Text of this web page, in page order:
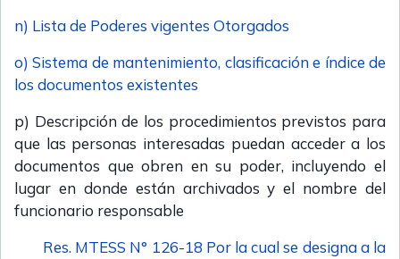
n) Lista de Poderes vigentes Otorgados
o) Sistema de mantenimiento, clasificación e índice de
los documentos existentes
p) Descripción de los procedimientos previstos para
que las personas interesadas puedan acceder a los
documentos que obren en su poder, incluyendo el
lugar en donde están archivados y el nombre del
funcionario responsable
Res. MTESS N° 126-18 Por la cual se designa a la